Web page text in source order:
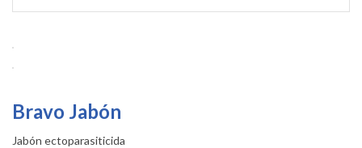
Bravo Jabón
Jabón ectoparasiticida